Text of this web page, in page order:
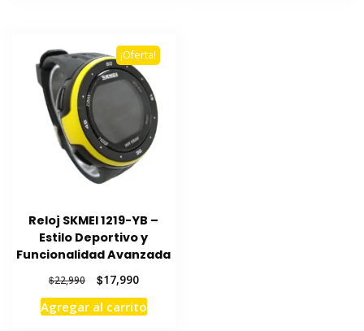
¡Oferta!
Reloj SKMEI 1219-YB –
Estilo Deportivo y
Funcionalidad Avanzada
$22,990
precio
original
$17,990El
precio
actual
Agregar al carrito